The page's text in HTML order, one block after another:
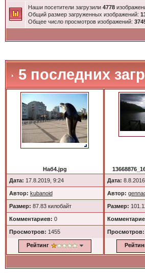
Наши посетители загрузили 4778
Общий размер загруженных изображений:
Общее число просмотров изображений:
5 последних
Наб4.jpg
Дата: 17.8.2019, 9:24
Автор: kubanoid
Размер: 87.83 килобайт
Комментариев: 0
Просмотров: 1455
Рейтинг
Дата:
Автор:
Размер:
Просмотров: